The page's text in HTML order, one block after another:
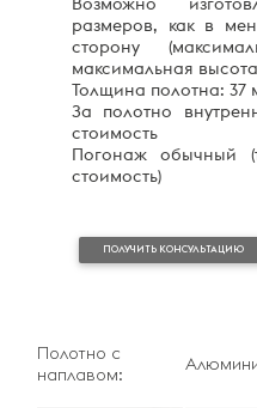
размеров, как в
сторону
максимальная
Толщина полотна: 37
За полотно
стоимость
Погонаж обычный
стоимость)
ПОЛУЧИТЬ КОНСУЛЬТАЦИЮ
Полотно с
наплавом: